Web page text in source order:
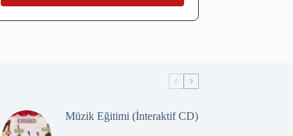
Müzik Eğitimi (İnteraktif CD)